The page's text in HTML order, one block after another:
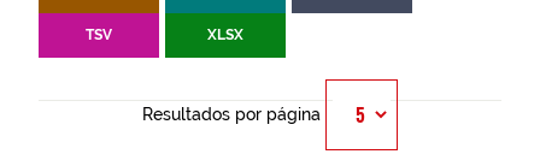
TSV XLSX
Resultados por página